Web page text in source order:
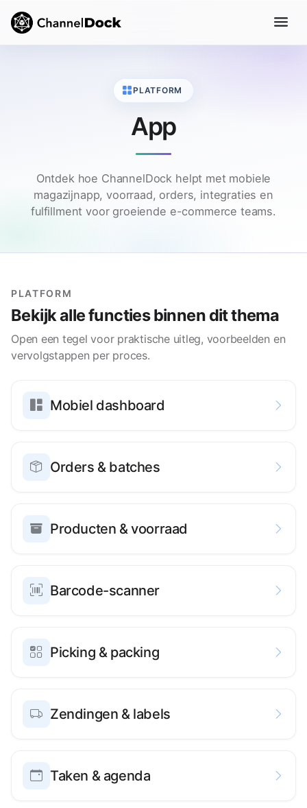
PLATFORM
App
Ontdek hoe ChannelDock helpt met mobiele
magazijnapp, voorraad, orders, integraties en
fulfillment voor groeiende e-commerce teams.
PLATFORM
Bekijk alle functies binnen dit thema
Open een tegel voor praktische uitleg, voorbeelden en
vervolgstappen per proces.
Mobiel dashboard
Orders & batches
Producten & voorraad
Barcode-scanner
Picking & packing
Zendingen & labels
Taken & agenda